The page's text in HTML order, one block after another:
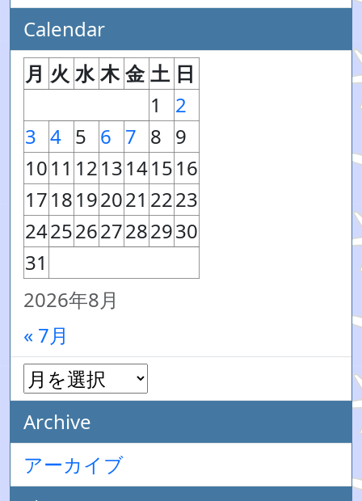
Calendar
2026年8月
月 火 水 木 金 土 日
1
2
3 4 5 6 7 8 9
1011 1213141516
1718192021 2223
24252627282930
31
« 7月
Archive
アーカイブ